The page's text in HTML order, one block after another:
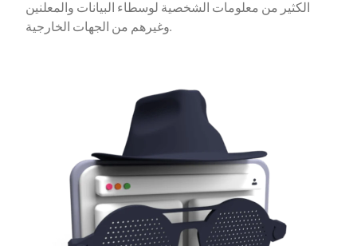
الكثير من معلومات الشخصية لوسطاء البيانات والمعلنين
وغيرهم من الجهات الخارجية.